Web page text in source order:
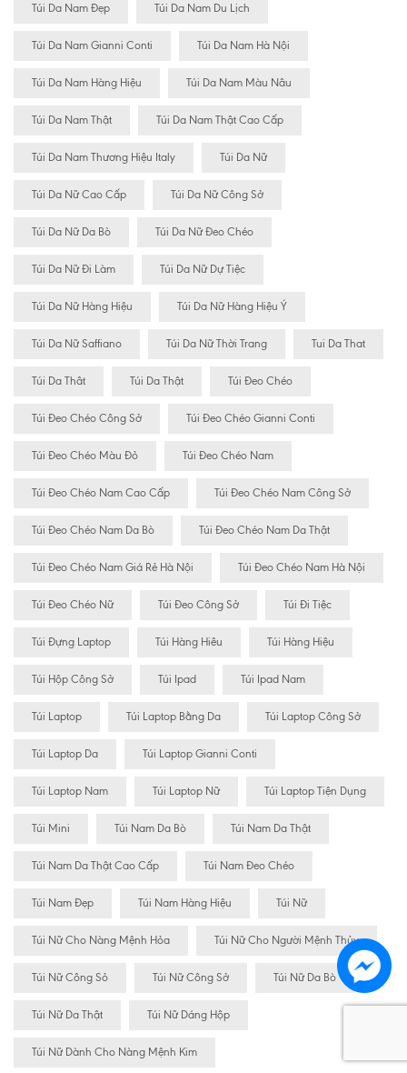
Túi Da Nam Đẹp Túi Da Nam Du Lịch
Túi Da Nam Gianni Conti Túi Da Nam Hà Nội
Túi Da Nam Hàng Hiệu Túi Da Nam Màu Nâu
Túi Da Nam Thật Túi Da Nam Thật Cao Cấp
Túi Da Nam Thương Hiệu Italy Túi Da Nữ
Túi Da Nữ Cao Cấp Túi Da Nữ Công Sở
Túi Da Nữ Da Bò Túi Da Nữ Đeo Chéo
Túi Da Nữ Đi Làm Túi Da Nữ Dự Tiệc
Túi Da Nữ Hàng Hiệu Túi Da Nữ Hàng Hiệu Ý
Túi Da Nữ Saffiano Túi Da Nữ Thời Trang Tui Da That
Túi Da Thât Túi Da Thật Túi Đeo Chéo
Túi Đeo Chéo Công Sở Túi Đeo Chéo Gianni Conti
Túi Đeo Chéo Màu Đỏ Túi Đeo Chéo Nam
Túi Đeo Chéo Nam Cao Cấp Túi Đeo Chéo Nam Công Sở
Túi Đeo Chéo Nam Da Bò Túi Đeo Chéo Nam Da Thật
Túi Đeo Chéo Nam Giá Rẻ Hà Nội Túi Đeo Chéo Nam Hà Nội
Túi Đeo Chéo Nữ Túi Đeo Công Sở Túi Đi Tiệc
Túi Đựng Laptop Túi Hàng Hiêu Túi Hàng Hiệu
Túi Hộp Công Sở Túi Ipad Túi Ipad Nam
Túi Laptop Túi Laptop Bằng Da Túi Laptop Công Sở
Túi Laptop Da Túi Laptop Gianni Conti
Túi Laptop Nam Túi Laptop Nữ Túi Laptop Tiện Dụng
Túi Mini Túi Nam Da Bò Túi Nam Da Thật
Túi Nam Da Thật Cao Cấp Túi Nam Đeo Chéo
Túi Nam Đẹp Túi Nam Hàng Hiệu Túi Nữ
Túi Nữ Cho Nàng Mệnh Hỏa Túi Nữ Cho Người Mệnh Thủy
Túi Nữ Công Sỏ Túi Nữ Công Sở Túi Nữ Da Bò
Túi Nữ Da Thật Túi Nữ Dáng Hộp
Túi Nữ Dành Cho Nàng Mệnh Kim